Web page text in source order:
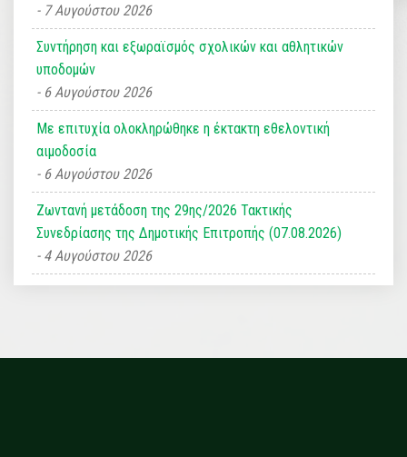
7 Αυγούστου 2026
Συντήρηση και εξωραϊσμός σχολικών και αθλητικών
υποδομών
6 Αυγούστου 2026
Με επιτυχία ολοκληρώθηκε η έκτακτη εθελοντική
αιμοδοσία
6 Αυγούστου 2026
Ζωντανή μετάδοση της 29ης/2026 Τακτικής
Συνεδρίασης της Δημοτικής Επιτροπής (07.08.2026)
4 Αυγούστου 2026